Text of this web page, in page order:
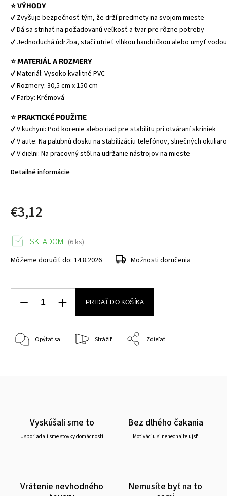
⭐ VÝHODY
✔ Zvyšuje bezpečnosť tým, že drží predmety na svojom mieste
✔ Dá sa strihať na požadovanú veľkosť a tvar pre rôzne potreby
✔ Jednoduchá údržba, stačí utrieť vlhkou handričkou alebo umyť vodou
⭐ MATERIÁL A ROZMERY
✔ Materiál: Vysoko kvalitné PVC
✔ Rozmery: 30,5 cm x 150 cm
✔ Farby: Krémová
⭐ PRAKTICKÉ POUŽITIE
✔ V kuchyni: Pod korenie alebo riad pre stabilitu pri otváraní skriniek
✔ V aute: Na palubnú dosku na stabilizáciu telefónov, slnečných
✔ V dielni: Na pracovný stôl na udržanie nástrojov na mieste
Detailné informácie
€3,12
SKLADOM (6 ks)
Môžeme doručiť do: 14.8.2026 Možnosti doručenia
PRIDAŤ DO KOŠÍKA
Opýtať sa Strážiť Zdieľať
Vyskúšali sme to
Usporiadali sme stovky domácností
Bez dlhého čakania
Motiváciu si nenechajte ujsť
Vrátenie nevhodného
Nemusíte byť na to